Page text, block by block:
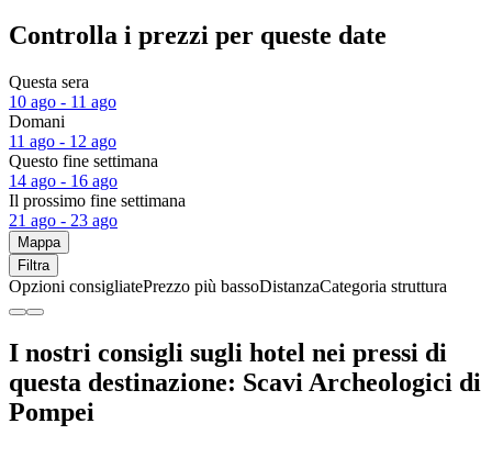
Controlla i prezzi per queste date
Questa sera
10 ago - 11 ago
Domani
11 ago - 12 ago
Questo fine settimana
14 ago - 16 ago
Il prossimo fine settimana
21 ago - 23 ago
Mappa
Filtra
Opzioni consigliatePrezzo più bassoDistanzaCategoria struttura
I nostri consigli sugli hotel nei pressi di
questa destinazione: Scavi Archeologici di
Pompei